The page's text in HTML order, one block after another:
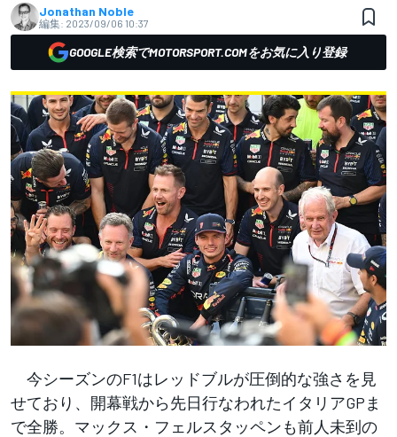
Jonathan Noble
編集: 2023/09/06 10:37
GOOGLE検索でMOTORSPORT.COMをお気に入り登録
今シーズンのF1はレッドブルが圧倒的な強さを見
せており、開幕戦から先日行なわれたイタリアGPま
で全勝。マックス・フェルスタッペンも前人未到の